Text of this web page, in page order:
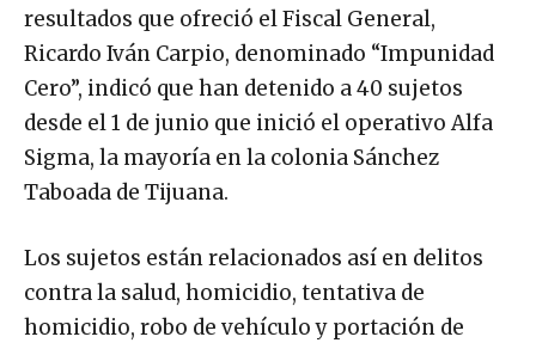
resultados que ofreció el Fiscal General,
Ricardo Iván Carpio, denominado “Impunidad
Cero”, indicó que han detenido a 40 sujetos
desde el 1 de junio que inició el operativo Alfa
Sigma, la mayoría en la colonia Sánchez
Taboada de Tijuana.
Los sujetos están relacionados así en delitos
contra la salud, homicidio, tentativa de
homicidio, robo de vehículo y portación de